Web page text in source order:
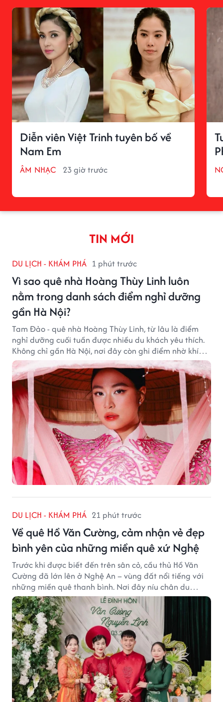
Diễn viên Việt Trinh tuyên bố về
Nam Em
ÂM NHẠC 23 giờ trước
TIN MỚI
DU LỊCH - KHÁM PHÁ 1 phút trước
Vì sao quê nhà Hoàng Thùy Linh luôn
nằm trong danh sách điểm nghỉ dưỡng
gần Hà Nội?
Tam Đảo - quê nhà Hoàng Thùy Linh, từ lâu là điểm
nghỉ dưỡng cuối tuần được nhiều du khách yêu thích.
Không chỉ gần Hà Nội, nơi đây còn ghi điểm nhờ khí
hậu mát mẻ, cảnh sắc thơ mộng và không gian yên
bình giữa núi rừng.
DU LỊCH - KHÁM PHÁ 21 phút trước
Về quê Hồ Văn Cường, cảm nhận vẻ đẹp
bình yên của những miền quê xứ Nghệ
Trước khi được biết đến trên sân cỏ, cầu thủ Hồ Văn
Cường đã lớn lên ở Nghệ An – vùng đất nổi tiếng với
những miền quê thanh bình. Nơi đây níu chân du
khách bằng cánh đồng xanh, làng quê yên ả và nhịp
sống chậm đầy bình yên.